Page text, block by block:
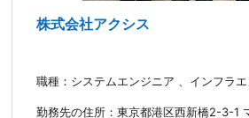
株式会社アクシス
職種：システムエンジニア 、インフラ
勤務先の住所：東京都港区西新橋2-3-1